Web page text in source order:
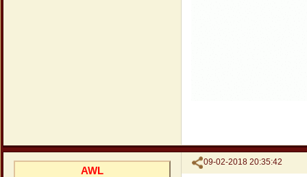
Поделиться
09-02-2018 20:35:42
AWL